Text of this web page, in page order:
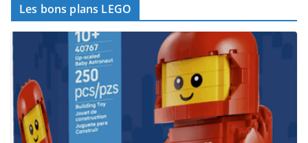
Les bons plans LEGO